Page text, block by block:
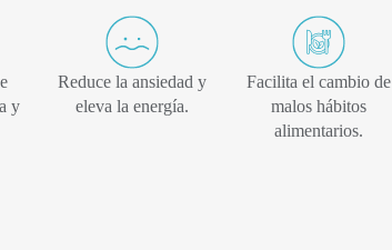
y
Reduce la ansiedad y
eleva la energía.
Facilita el cambio de
malos hábitos
alimentarios.